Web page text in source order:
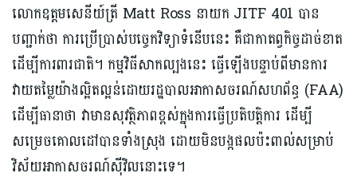
លោកឧត្តមសេនីយ៍ត្រី Matt Ross នាយក JITF 401 បាន
បញ្ជាក់ថា ការប្រើប្រាស់បច្ចេកវិទ្យាទំនើបនេះ គឺជាកាតព្វកិច្ចដាច់ខាត
ដើម្បីការពារជាតិ។ កម្មវិធីសាកល្បងនេះ ធ្វើឡើងបន្ទាប់ពីមានការ
វាយតម្លៃយ៉ាងល្អិតល្អន់ដោយរដ្ឋបាលអាកាសចរណ៍សហព័ន្ធ (FAA)
ដើម្បីធានាថា វាមានសុវត្ថិភាពខ្ពស់ក្នុងការធ្វើប្រតិបត្តិការ ដើម្បី
សម្រេចគោលដៅបានទាំងស្រុង ដោយមិនបង្កផលប៉ះពាល់សម្រាប់
វិស័យអាកាសចរណ៍ស៊ីវិលនោះទេ។